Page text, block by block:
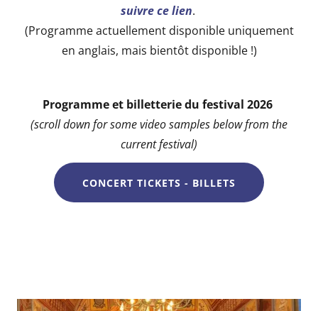
suivre ce lien.
(Programme actuellement disponible uniquement
en anglais, mais bientôt disponible !)
Programme et billetterie du festival 2026
(scroll down for some video samples below from the
current festival)
CONCERT TICKETS - BILLETS